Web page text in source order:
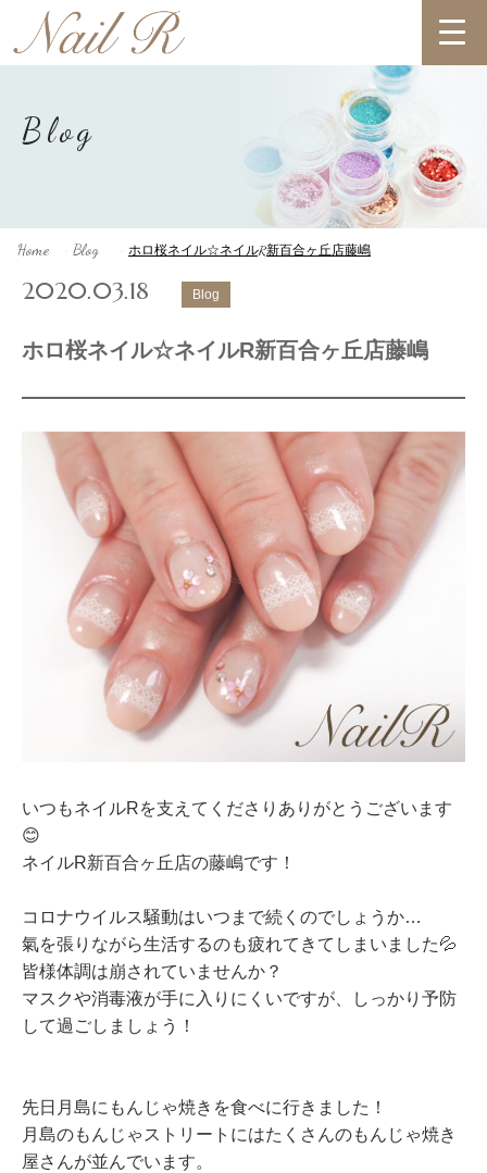
Blog
Home > Blog > ホロ桜ネイル☆ネイルR新百合ヶ丘店藤嶋
2020.03.18 Blog
ホロ桜ネイル☆ネイルR新百合ヶ丘店藤嶋
いつもネイルRを支えてくださりありがとうございます
😊
ネイルR新百合ヶ丘店の藤嶋です！
コロナウイルス騒動はいつまで続くのでしょうか…
氣を張りながら生活するのも疲れてきてしまいました💦
皆様体調は崩されていませんか？
マスクや消毒液が手に入りにくいですが、しっかり予防
して過ごしましょう！
先日月島にもんじゃ焼きを食べに行きました！
月島のもんじゃストリートにはたくさんのもんじゃ焼き
屋さんが並んでいます。